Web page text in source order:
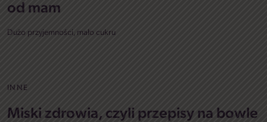
od mam
Dużo przyjemności, mało cukru
INNE
Miski zdrowia, czyli przepisy na bowle